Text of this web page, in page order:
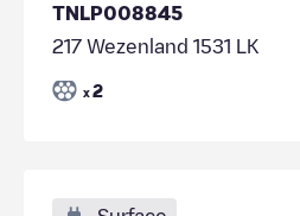
TNLP008845
217 Wezenland 1531 LK
x 2